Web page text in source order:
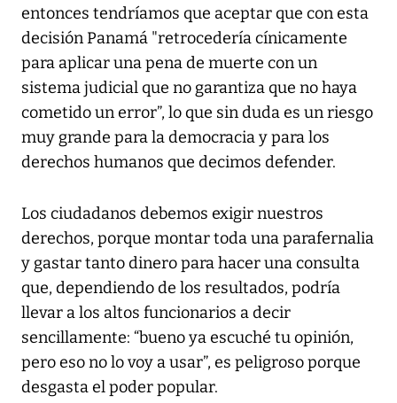
entonces tendríamos que aceptar que con esta
decisión Panamá "retrocedería cínicamente
para aplicar una pena de muerte con un
sistema judicial que no garantiza que no haya
cometido un error”, lo que sin duda es un riesgo
muy grande para la democracia y para los
derechos humanos que decimos defender.
Los ciudadanos debemos exigir nuestros
derechos, porque montar toda una parafernalia
y gastar tanto dinero para hacer una consulta
que, dependiendo de los resultados, podría
llevar a los altos funcionarios a decir
sencillamente: “bueno ya escuché tu opinión,
pero eso no lo voy a usar”, es peligroso porque
desgasta el poder popular.